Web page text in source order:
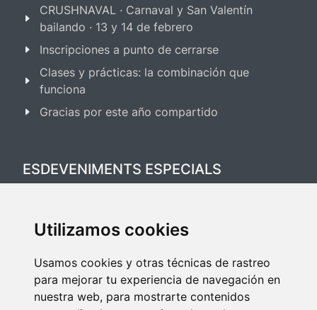
Utilizamos cookies
Usamos cookies y otras técnicas de rastreo
para mejorar tu experiencia de navegación en
nuestra web, para mostrarte contenidos
CRUSHNAVAL · Carnaval y San Valentín
bailando · 13 y 14 de febrero
Inscripciones a punto de cerrarse
Clases y prácticas: la combinación que
funciona
Gracias por este año compartido
ESDEVENIMENTS ESPECIALS
Festival Bailes de Salón 2025